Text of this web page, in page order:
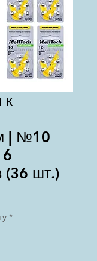
к
| №10
6
(36 шт.)
*